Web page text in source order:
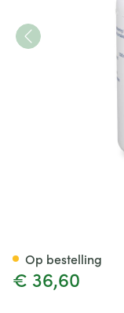
€ 36,60
Op bestelling